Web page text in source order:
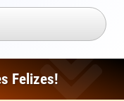
Felizes!